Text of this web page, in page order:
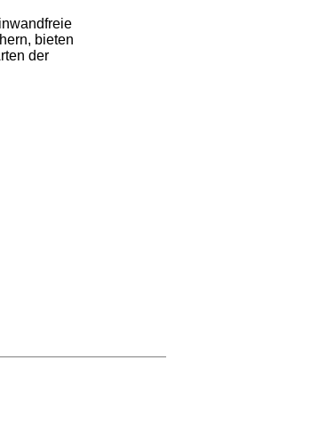
bieten
der